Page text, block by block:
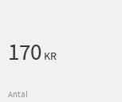
170 KR
Antal